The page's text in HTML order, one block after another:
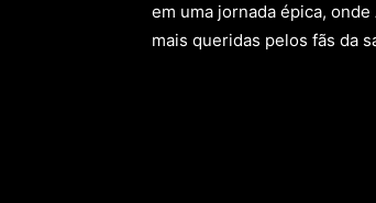
em uma jornada épica,
mais queridas pelos fãs da